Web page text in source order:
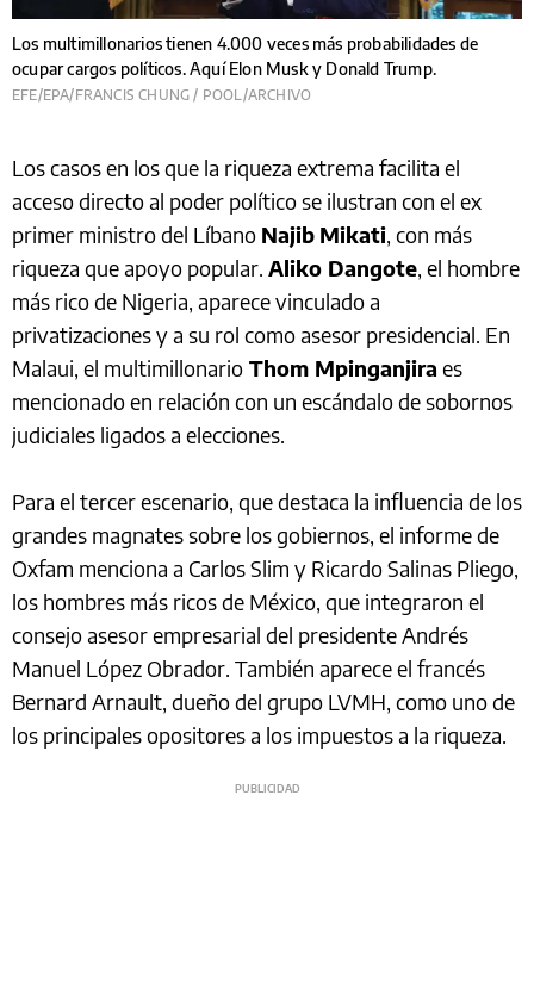
Los multimillonarios tienen 4.000 veces más probabilidades de
ocupar cargos políticos. Aquí Elon Musk y Donald Trump.
EFE/EPA/FRANCIS CHUNG / POOL/ARCHIVO
Los casos en los que la riqueza extrema facilita el
acceso directo al poder político se ilustran con el ex
primer ministro del Líbano Najib Mikati, con más
riqueza que apoyo popular. Aliko Dangote, el hombre
más rico de Nigeria, aparece vinculado a
privatizaciones y a su rol como asesor presidencial. En
Malaui, el multimillonario Thom Mpinganjira es
mencionado en relación con un escándalo de sobornos
judiciales ligados a elecciones.
Para el tercer escenario, que destaca la influencia de los
grandes magnates sobre los gobiernos, el informe de
Oxfam menciona a Carlos Slim y Ricardo Salinas Pliego,
los hombres más ricos de México, que integraron el
consejo asesor empresarial del presidente Andrés
Manuel López Obrador. También aparece el francés
Bernard Arnault, dueño del grupo LVMH, como uno de
los principales opositores a los impuestos a la riqueza.